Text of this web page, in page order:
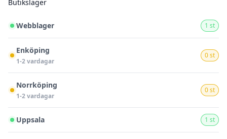
Butikslager
Webblager 1 st
Enköping
1-2 vardagar
0 st
Norrköping
1-2 vardagar
0 st
Uppsala 1 st